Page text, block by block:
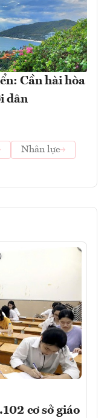
Cần hài hòa
dân
Nhân lực
cơ sở giáo